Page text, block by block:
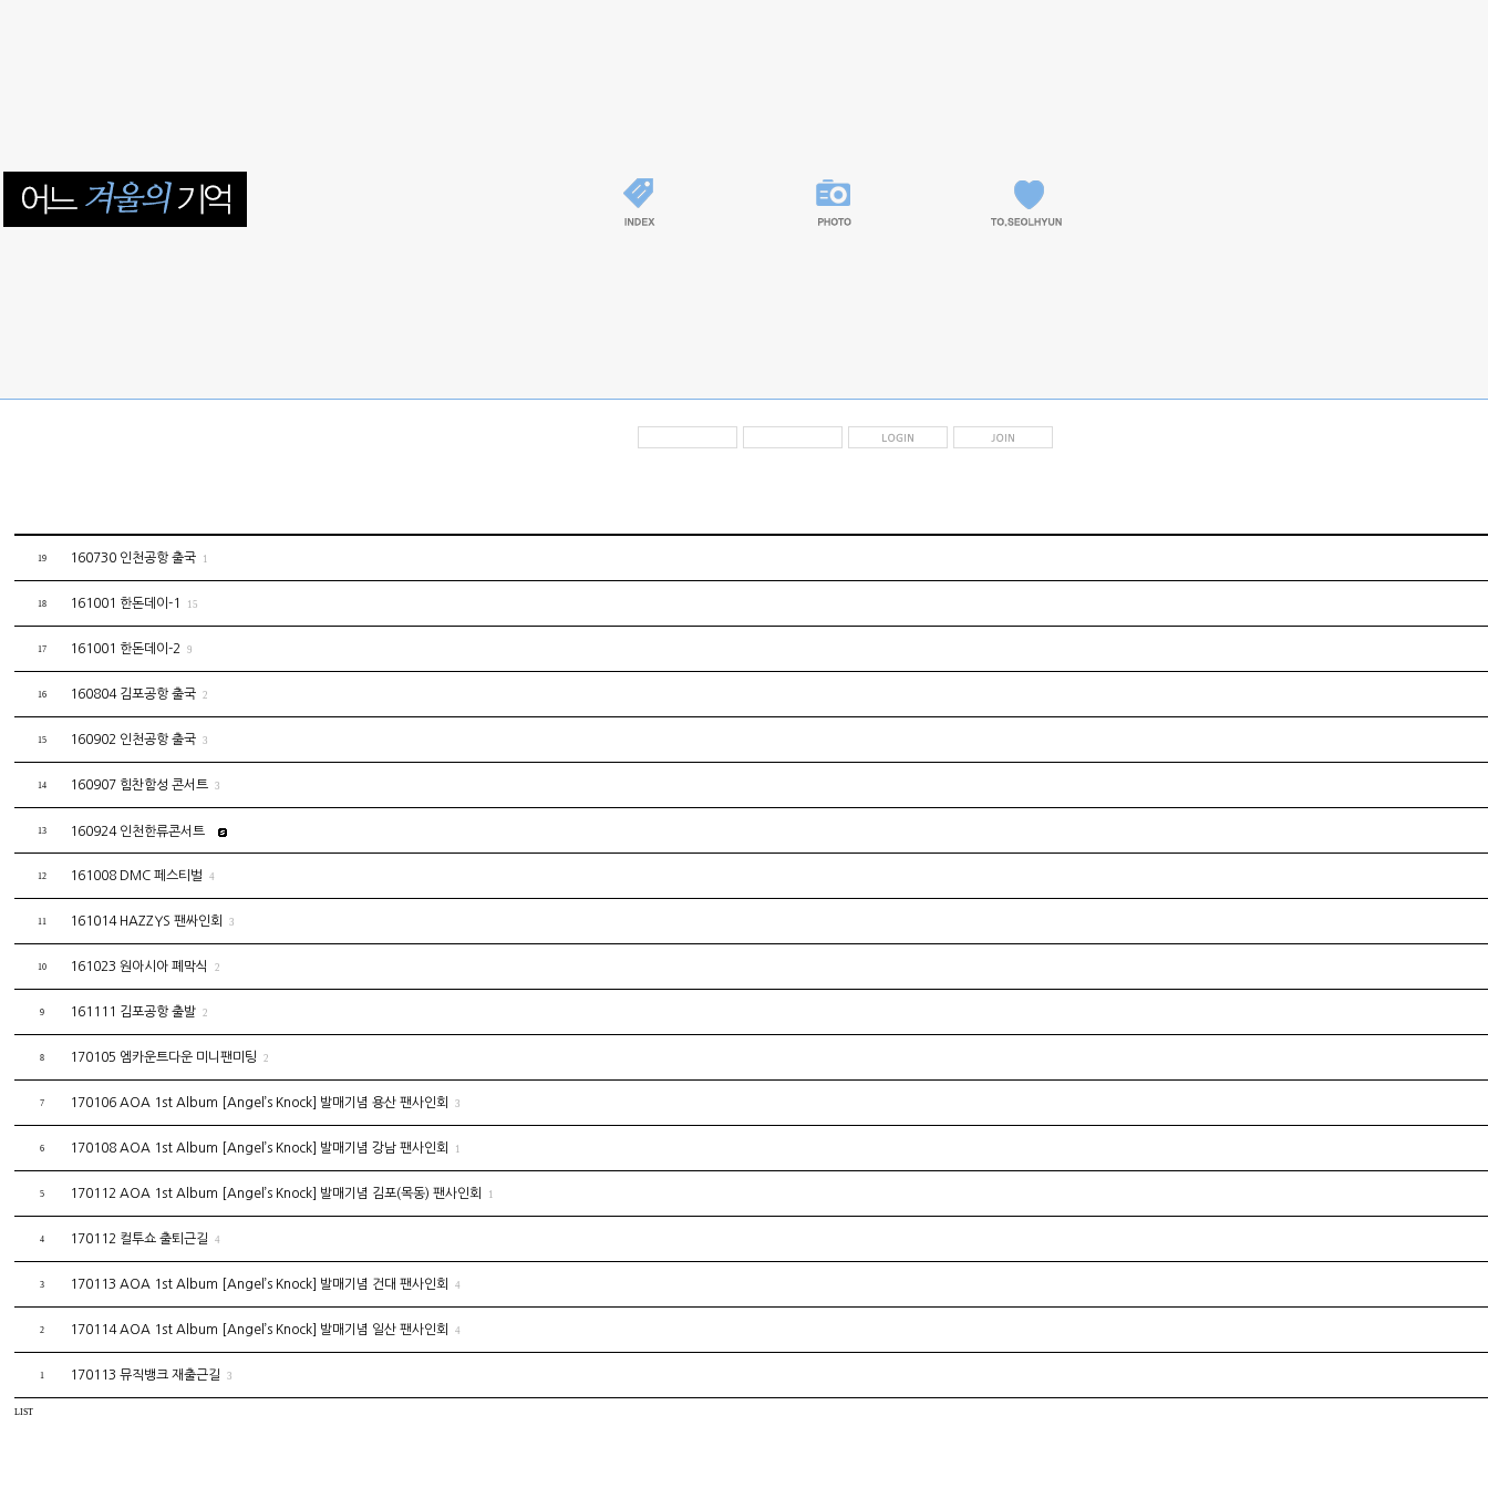
19 160730 인천공항 출국 1
18 161001 한돈데이-1 15
17 161001 한돈데이-2 9
16 160804 김포공항 출국 2
15 160902 인천공항 출국 3
14 160907 힘찬함성 콘서트 3
13 160924 인천한류콘서트
12 161008 DMC 페스티벌 4
11 161014 HAZZYS 팬싸인회 3
10 161023 원아시아 폐막식 2
9 161111 김포공항 출발 2
8 170105 엠카운트다운 미니팬미팅 2
7 170106 AOA 1st Album [Angel’s Knock] 발매기념 용산 팬사인회 3
6 170108 AOA 1st Album [Angel’s Knock] 발매기념 강남 팬사인회 1
5 170112 AOA 1st Album [Angel’s Knock] 발매기념 김포(목동) 팬사인회 1
4 170112 컬투쇼 출퇴근길 4
3 170113 AOA 1st Album [Angel’s Knock] 발매기념 건대 팬사인회 4
2 170114 AOA 1st Album [Angel’s Knock] 발매기념 일산 팬사인회 4
1 170113 뮤직뱅크 재출근길 3
LIST